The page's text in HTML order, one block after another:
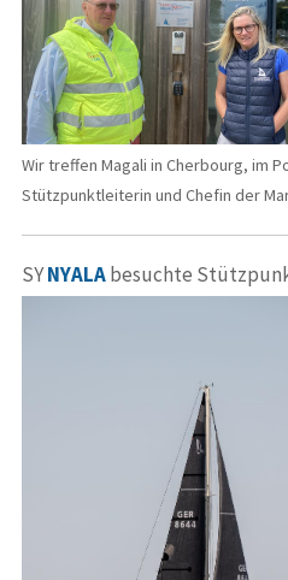
Wir treffen Magali in Cherbourg, im
Stützpunktleiterin und Chefin der
SYNYALAbesuchte